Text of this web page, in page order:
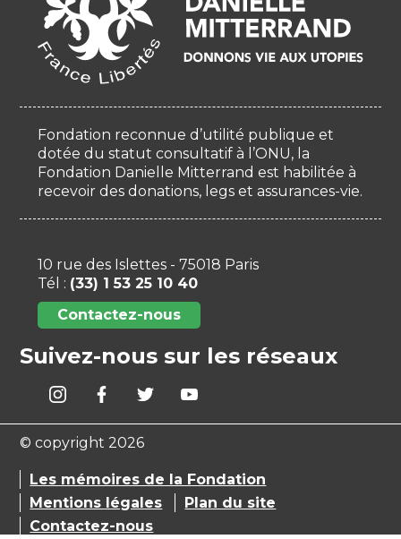
Fondation reconnue d’utilité publique et
dotée du statut consultatif à l’ONU, la
Fondation Danielle Mitterrand est habilitée à
recevoir des donations, legs et assurances-vie.
10 rue des Islettes - 75018 Paris
Tél : (33) 1 53 25 10 40
Contactez-nous
Suivez-nous sur les réseaux
© copyright 2026
Les mémoires de la Fondation
Mentions légales
Plan du site
Contactez-nous